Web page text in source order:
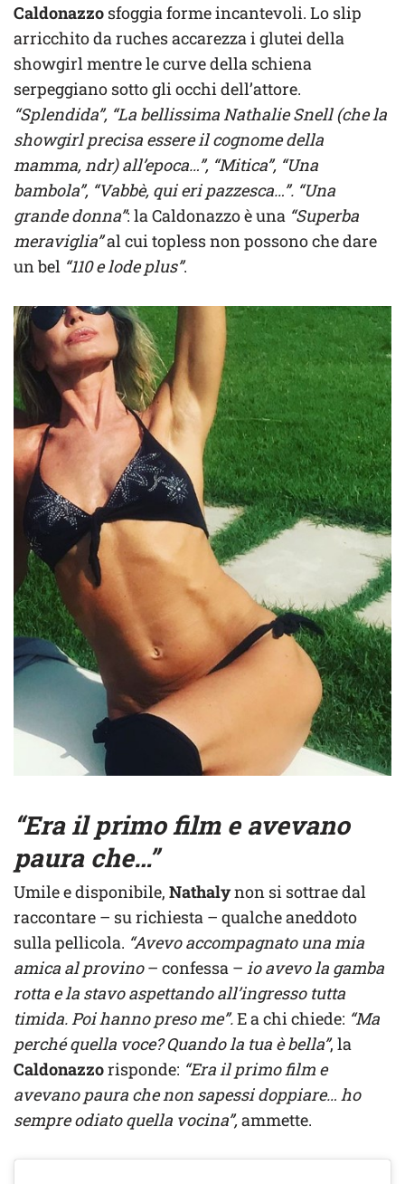
Caldonazzo sfoggia forme incantevoli. Lo slip
arricchito da ruches accarezza i glutei della
showgirl mentre le curve della schiena
serpeggiano sotto gli occhi dell’attore.
“Splendida”, “La bellissima Nathalie Snell (che la
showgirl precisa essere il cognome della
mamma, ndr) all’epoca…”, “Mitica”, “Una
bambola”, “Vabbè, qui eri pazzesca…”. “Una
grande donna”: la Caldonazzo è una “Superba
meraviglia”al cui topless non possono che dare
un bel “110 e lode plus”.
“Era il primo film e avevano
paura che…”
Umile e disponibile, Nathalynon si sottrae dal
raccontare – su richiesta – qualche aneddoto
sulla pellicola. “Avevo accompagnato una mia
amica al provino– confessa – io avevo la gamba
rotta e la stavo aspettando all’ingresso tutta
timida. Poi hanno preso me”.E a chi chiede: “Ma
perché quella voce? Quando la tua è bella”, la
Caldonazzorisponde: “Era il primo film e
avevano paura che non sapessi doppiare… ho
sempre odiato quella vocina”,ammette.